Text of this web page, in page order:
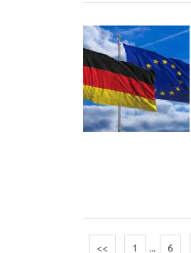
<< 1 ... 6